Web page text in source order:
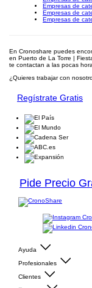
Empresas de
Empresas de
Empresas de
En Cronoshare puedes
en Puerto de La Torre |
te contactan a las pocas
¿Quieres trabajar con
Regístrate Gratis
Pide Precio
Ayuda
Profesionales
Clientes